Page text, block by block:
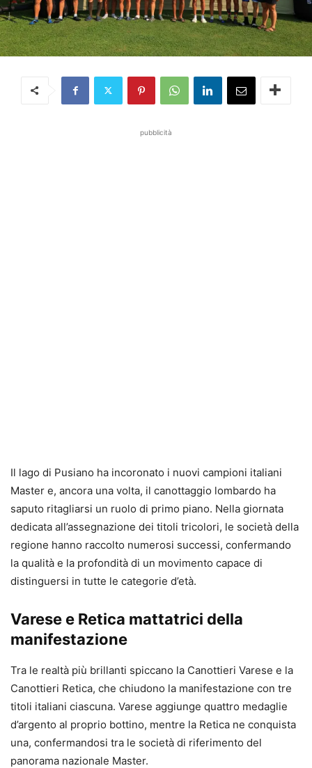
pubblicità
Il lago di Pusiano ha incoronato i nuovi campioni italiani
Master e, ancora una volta, il canottaggio lombardo ha
saputo ritagliarsi un ruolo di primo piano. Nella giornata
dedicata all’assegnazione dei titoli tricolori, le società della
regione hanno raccolto numerosi successi, confermando
la qualità e la profondità di un movimento capace di
distinguersi in tutte le categorie d’età.
Varese e Retica mattatrici della
manifestazione
Tra le realtà più brillanti spiccano la Canottieri Varese e la
Canottieri Retica, che chiudono la manifestazione con tre
titoli italiani ciascuna. Varese aggiunge quattro medaglie
d’argento al proprio bottino, mentre la Retica ne conquista
una, confermandosi tra le società di riferimento del
panorama nazionale Master.